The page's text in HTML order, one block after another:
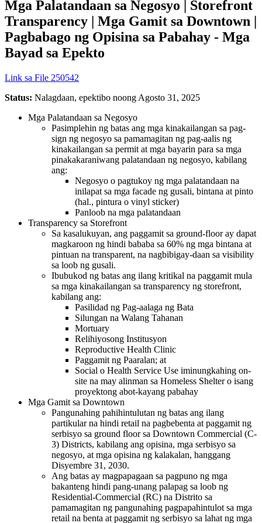
Mga Palatandaan sa Negosyo | Storefront
Transparency | Mga Gamit sa Downtown |
Pagbabago ng Opisina sa Pabahay - Mga
Bayad sa Epekto
Link sa File 250542
Status: Nalagdaan, epektibo noong Agosto 31, 2025
Mga Palatandaan sa Negosyo
Pasimplehin ng batas ang mga kinakailangan sa pag-
sign ng negosyo sa pamamagitan ng pag-aalis ng
kinakailangan sa permit at mga bayarin para sa mga
pinakakaraniwang palatandaan ng negosyo, kabilang
ang:
Negosyo o pagtukoy ng mga palatandaan na
inilapat sa mga facade ng gusali, bintana at pinto
(hal., pintura o vinyl sticker)
Panloob na mga palatandaan
Transparency sa Storefront
Sa kasalukuyan, ang paggamit sa ground-floor ay dapat
magkaroon ng hindi bababa sa 60% ng mga bintana at
pintuan na transparent, na nagbibigay-daan sa visibility
sa loob ng gusali.
Ibubukod ng batas ang ilang kritikal na paggamit mula
sa mga kinakailangan sa transparency ng storefront,
kabilang ang:
Pasilidad ng Pag-aalaga ng Bata
Silungan na Walang Tahanan
Mortuary
Relihiyosong Institusyon
Reproductive Health Clinic
Paggamit ng Paaralan; at
Social o Health Service Use iminungkahing on-
site na may alinman sa Homeless Shelter o isang
proyektong abot-kayang pabahay
Mga Gamit sa Downtown
Pangunahing pahihintulutan ng batas ang ilang
partikular na hindi retail na pagbebenta at paggamit ng
serbisyo sa ground floor sa Downtown Commercial (C-
3) Districts, kabilang ang opisina, mga serbisyo sa
negosyo, at mga opisina ng kalakalan, hanggang
Disyembre 31, 2030.
Ang batas ay magpapagaan sa pagpuno ng mga
bakanteng hindi pang-unang palapag sa loob ng
Residential-Commercial (RC) na Distrito sa
pamamagitan ng pangunahing pagpapahintulot sa mga
retail na benta at paggamit ng serbisyo sa lahat ng mga